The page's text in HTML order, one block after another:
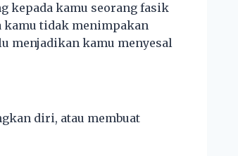
kepada kamu seorang fasik
kamu tidak menimpakan
menjadikan kamu menyesal
diri, atau membuat